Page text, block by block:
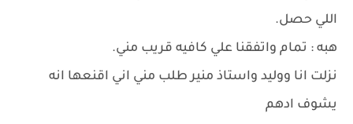
اللي حصل.
هبه : تمام واتفقنا علي كافيه قريب مني.
نزلت انا ووليد واستاذ منير طلب مني اني اقنعها انه
يشوف ادهم